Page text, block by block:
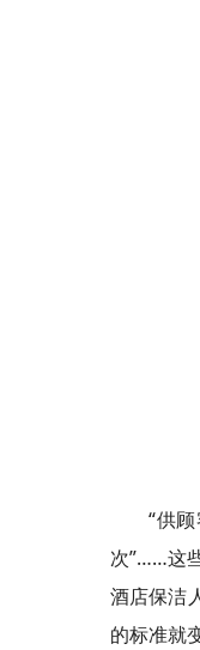
“供
次”……这
酒店保洁
的标准就